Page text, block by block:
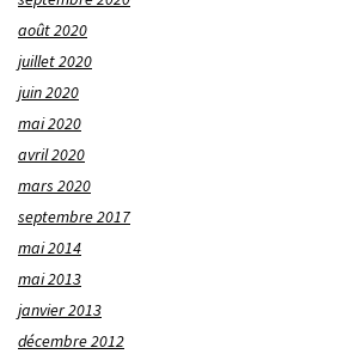
août 2020
juillet 2020
juin 2020
mai 2020
avril 2020
mars 2020
septembre 2017
mai 2014
mai 2013
janvier 2013
décembre 2012